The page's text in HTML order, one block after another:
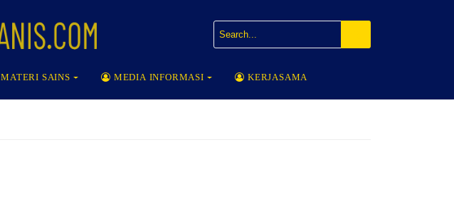
MATERI SAINS MEDIA INFORMASI KERJASAMA